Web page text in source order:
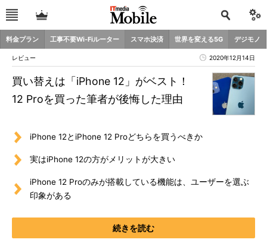
料金プラン 工事不要Wi-Fiルーター スマホ決済 世界を変える5G デジモノ
レビュー 2020年12月14日
買い替えは「iPhone 12」がベスト！
12 Proを買った筆者が後悔した理由
iPhone 12とiPhone 12 Proどちらを買うべきか
実はiPhone 12の方がメリットが大きい
iPhone 12 Proのみが搭載している機能は、ユーザーを選ぶ
印象がある
続きを読む